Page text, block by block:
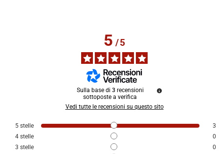
5/5
Sulla base di 3 recensioni
sottoposte a verifica
Vedi tutte le recensioni su questo sito
5 stelle
3
4 stelle
0
3 stelle
0